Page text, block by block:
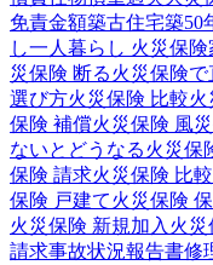
免責金額築古住宅築50
し一人暮らし 火災保険
災保険 断る火災保険
選び方火災保険 比較火
保険 補償火災保険 風災
ないとどうなる火災保
保険 請求火災保険 比
保険 戸建て火災保険
火災保険 新規加入 火災
請求事故状況報告書修